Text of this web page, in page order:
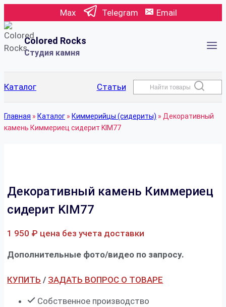
к
содержимому
Max Telegram Email
Colored Rocks
Студия камня
Каталог Статьи Найти товары
Главная » Каталог » Киммерийцы (сидериты) » Декоративный
камень Киммериец сидерит KIM77
Декоративный камень Киммериец
сидерит KIM77
1 950 ₽ цена без учета доставки
Дополнительные фото/видео по запросу.
КУПИТЬ / ЗАДАТЬ ВОПРОС О ТОВАРЕ
Собственное производство